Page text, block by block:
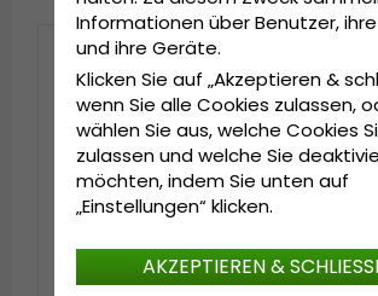
Informationen über Benutzer,
und ihre Geräte.
Klicken Sie auf „Akzeptieren &
wenn Sie alle Cookies zulassen,
wählen Sie aus, welche Cookies
zulassen und welche Sie
möchten, indem Sie unten auf
„Einstellungen“ klicken.
AKZEPTIEREN &